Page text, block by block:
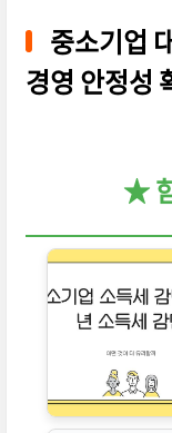
중소기업
경영 안정성
★